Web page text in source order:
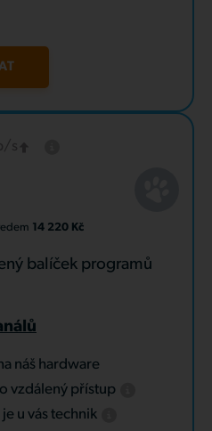
14 220 Kč
balíček programů
náš hardware
vzdálený přístup
u vás technik